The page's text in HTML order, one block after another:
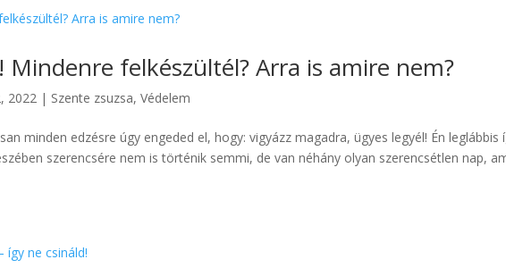
Mindenre felkészültél? Arra is amire nem?
2022 | Szente zsuzsa,Védelem
minden edzésre úgy engeded el, hogy: vigyázz magadra, ügyes legyél! Én leglábbis
szerencsére nem is történik semmi, de van néhány olyan szerencsétlen nap,